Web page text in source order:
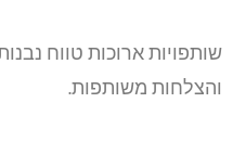
שותפויות ארוכות טווח
והצלחות משותפות.